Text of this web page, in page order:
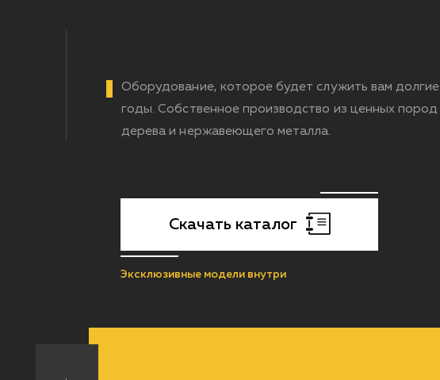
Оборудование, которое будет служить вам долгие
годы. Собственное производство из ценных пород
дерева и нержавеющего металла.
Скачать каталог
Эксклюзивные модели внутри